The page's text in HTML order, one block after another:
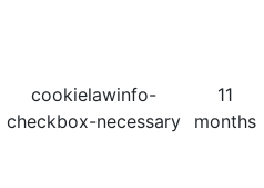
cookielawinfo-
checkbox-necessary
11
months